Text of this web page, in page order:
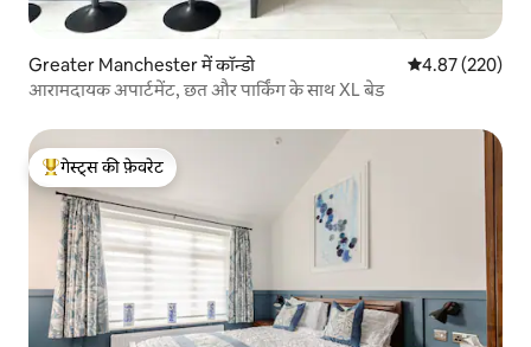
Greater Manchester में कॉन्डो औसत रेटिंग 5 में से
4.87 (220)
आरामदायक अपार्टमेंट, छत और पार्किंग के साथ XL बेड
गेस्ट्स का टॉप फ़ेवरेट
गेस्ट्स की फ़ेवरेट